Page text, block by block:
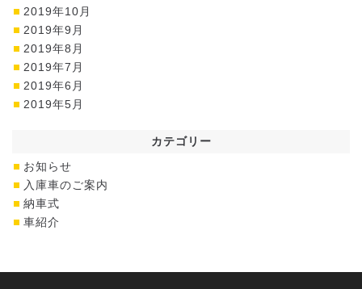
2019年10月
2019年9月
2019年8月
2019年7月
2019年6月
2019年5月
カテゴリー
お知らせ
入庫車のご案内
納車式
車紹介